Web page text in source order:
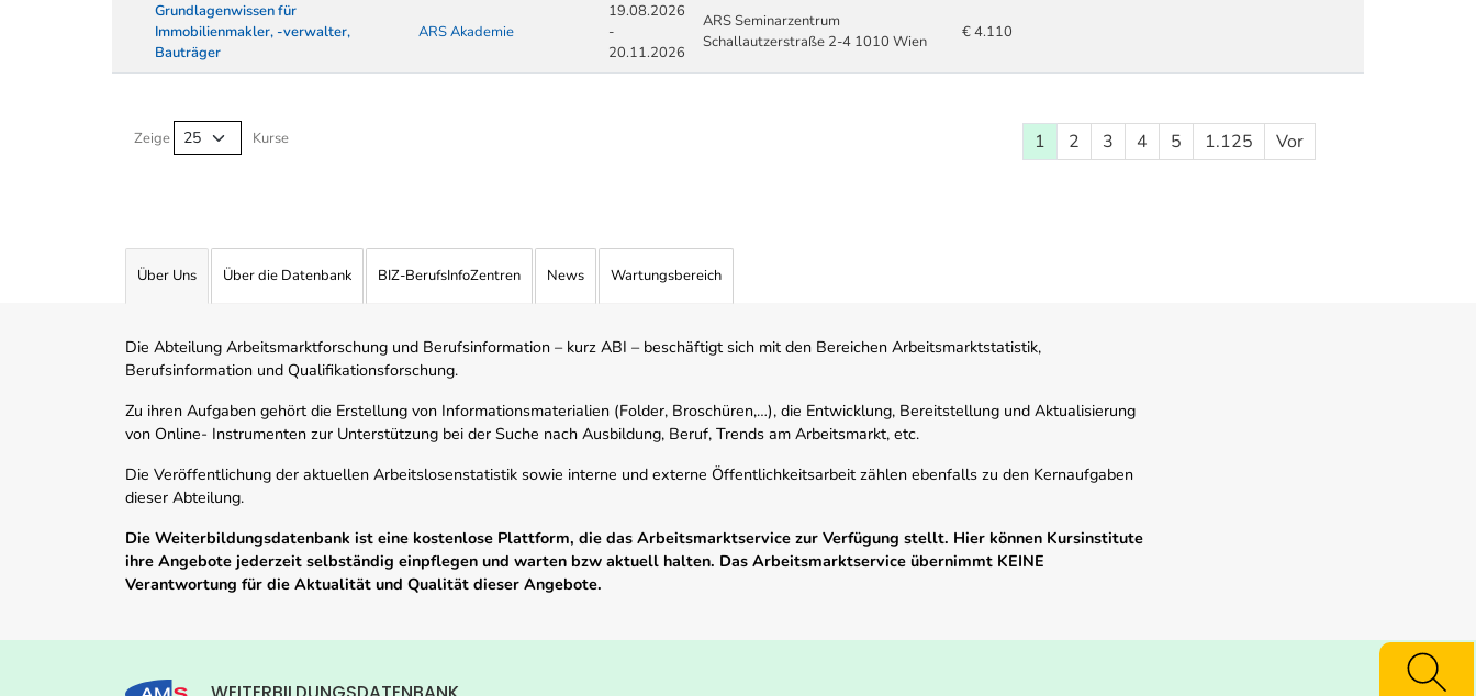
Grundlagenwissen für
Immobilienmakler, -verwalter,
Bauträger
ARS Akademie
19.08.2026
-
20.11.2026
ARS Seminarzentrum
Schallautzerstraße 2-4 1010 Wien
€ 4.110
Zeige Kurse 1 2 3 4 5 1.125 Vor
Über Uns Über die Datenbank BIZ-BerufsInfoZentren News Wartungsbereich
Die Abteilung Arbeitsmarktforschung und Berufsinformation – kurz ABI – beschäftigt sich mit den Bereichen Arbeitsmarktstatistik,
Berufsinformation und Qualifikationsforschung.
Zu ihren Aufgaben gehört die Erstellung von Informationsmaterialien (Folder, Broschüren,…), die Entwicklung, Bereitstellung und Aktualisierung
von Online- Instrumenten zur Unterstützung bei der Suche nach Ausbildung, Beruf, Trends am Arbeitsmarkt, etc.
Die Veröffentlichung der aktuellen Arbeitslosenstatistik sowie interne und externe Öffentlichkeitsarbeit zählen ebenfalls zu den Kernaufgaben
dieser Abteilung.
Die Weiterbildungsdatenbank ist eine kostenlose Plattform, die das Arbeitsmarktservice zur Verfügung stellt. Hier können Kursinstitute
ihre Angebote jederzeit selbständig einpflegen und warten bzw aktuell halten. Das Arbeitsmarktservice übernimmt KEINE
Verantwortung für die Aktualität und Qualität dieser Angebote.